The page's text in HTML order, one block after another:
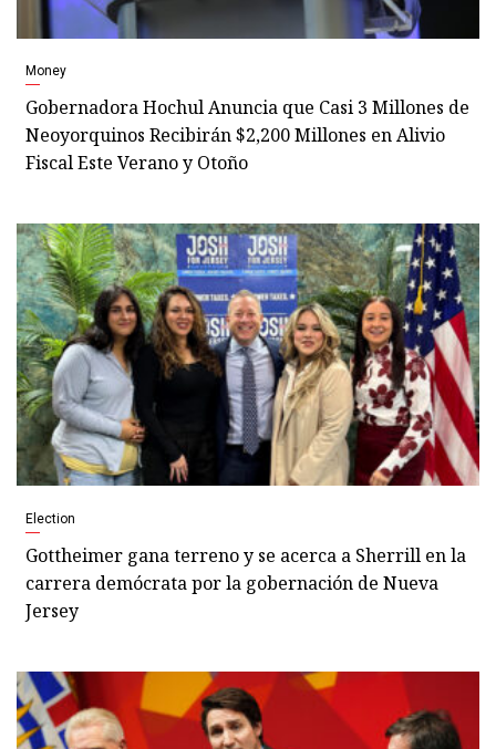
Money
Gobernadora Hochul Anuncia que Casi 3 Millones de
Neoyorquinos Recibirán $2,200 Millones en Alivio
Fiscal Este Verano y Otoño
Election
Gottheimer gana terreno y se acerca a Sherrill en la
carrera demócrata por la gobernación de Nueva
Jersey